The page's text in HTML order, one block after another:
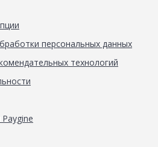
персональных данных
технологий